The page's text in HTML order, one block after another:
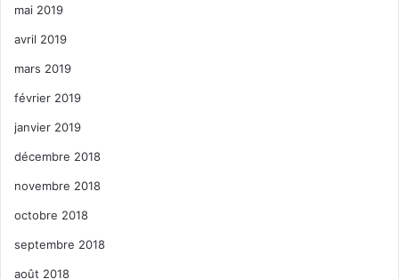
mai 2019
avril 2019
mars 2019
février 2019
janvier 2019
décembre 2018
novembre 2018
octobre 2018
septembre 2018
août 2018